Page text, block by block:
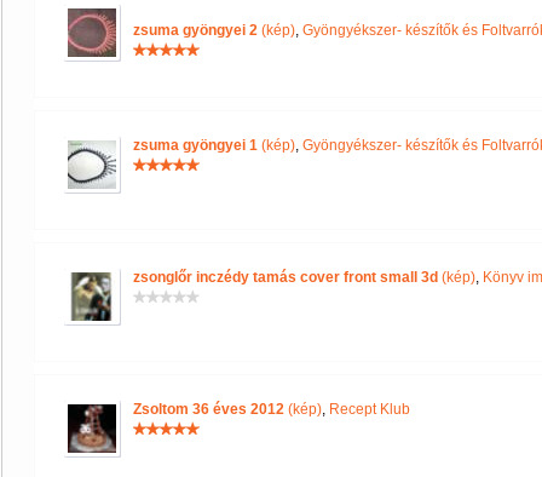
zsuma gyöngyei 2 (kép), Gyöngyékszer- készítők és
zsuma gyöngyei 1 (kép), Gyöngyékszer- készítők és
zsonglőr inczédy tamás cover front small 3d (kép), Könyv
Zsoltom 36 éves 2012 (kép), Recept Klub